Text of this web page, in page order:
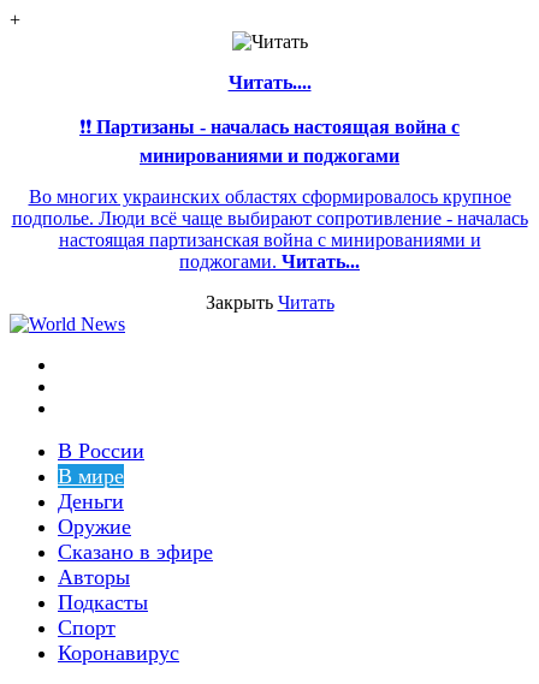
+
Читать....
❗❗ Партизаны - началась настоящая война с
минированиями и поджогами
Во многих украинских областях сформировалось крупное
подполье. Люди всё чаще выбирают сопротивление - началась
настоящая партизанская война с минированиями и
поджогами. Читать...
Закрыть Читать
В России
В мире
Деньги
Оружие
Сказано в эфире
Авторы
Подкасты
Спорт
Коронавирус